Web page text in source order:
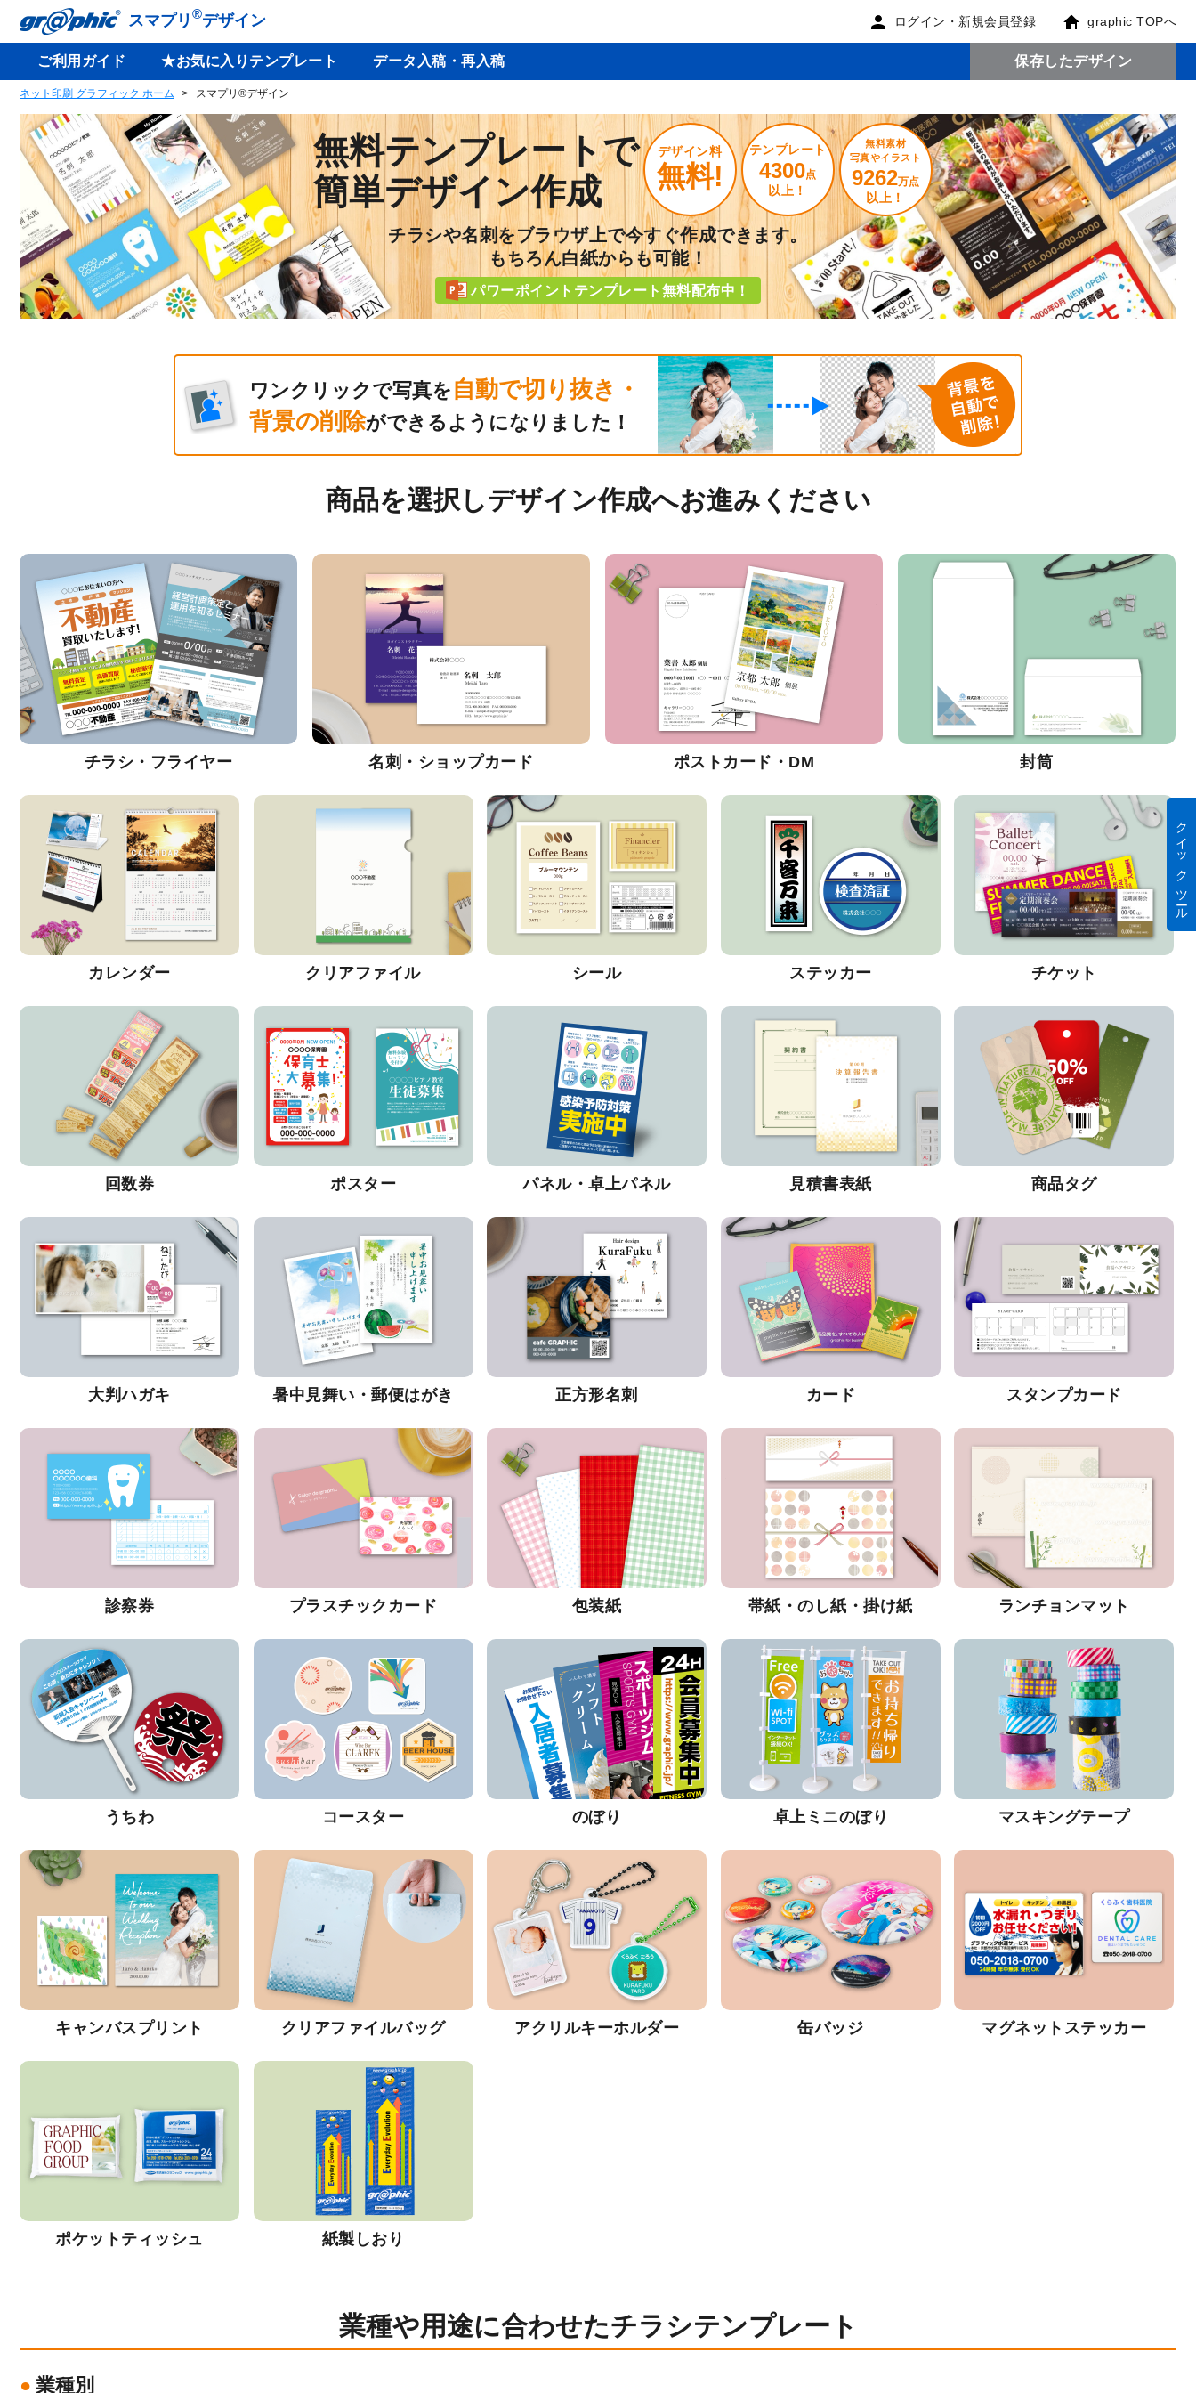
スマプリ ®デザイン ログイン・新規会員登録 graphic TOPへ
ご利用ガイド ★お気に入りテンプレート データ入稿・再入稿 保存したデザイン
ネット印刷 グラフィック ホーム スマプリ®デザイン
無料テンプレートで
簡単デザイン作成
デザイン料
無料!
テンプレート
4300点
以上！
無料素材
写真やイラスト
9262万点
以上！
チラシや名刺をブラウザ上で今すぐ作成できます。
もちろん白紙からも可能！
パワーポイントテンプレート無料配布中！
ワンクリックで写真を 自動で切り抜き・
背景の削除ができるようになりました！
商品を選択しデザイン作成へお進みください
チラシ・フライヤー 名刺・ショップカード ポストカード・DM 封筒
カレンダー クリアファイル シール ステッカー チケット
回数券 ポスター パネル・卓上パネル 見積書表紙 商品タグ
大判ハガキ 暑中見舞い・郵便はがき 正方形名刺 カード スタンプカード
診察券 プラスチックカード 包装紙 帯紙・のし紙・掛け紙 ランチョンマット
うちわ コースター のぼり 卓上ミニのぼり マスキングテープ
キャンバスプリント クリアファイルバッグ アクリルキーホルダー 缶バッジ マグネットステッカー
ポケットティッシュ 紙製しおり
業種や用途に合わせたチラシテンプレート
業種別
クイック ツール